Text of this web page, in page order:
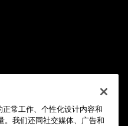
常工作、个性化设计内容和
。我们还同社交媒体、广告和